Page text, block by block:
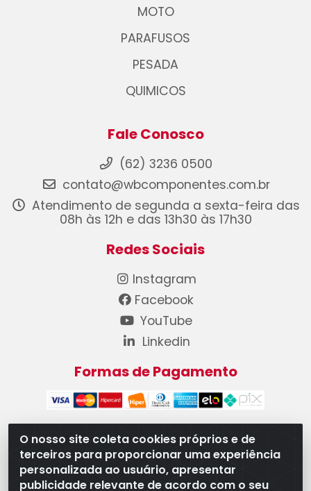
O nosso site coleta cookies próprios e de
terceiros para proporcionar uma experiência
personalizada ao usuário, apresentar
publicidade relevante de acordo com o seu
MOTO
PARAFUSOS
PESADA
QUIMICOS
Fale Conosco
(62) 3236 0500
contato@wbcomponentes.com.br
Atendimento de segunda a sexta-feira das
08h às 12h e das 13h30 às 17h30
Redes Sociais
Instagram
Facebook
YouTube
Linkedin
Formas de Pagamento
WB Componentes Automotivos LTDA - CNPJ
08.528.393/0001-12 - Rua do Níquel, 667 - Parque
Oeste Industrial, Goiânia/GO - CEP 74375-660